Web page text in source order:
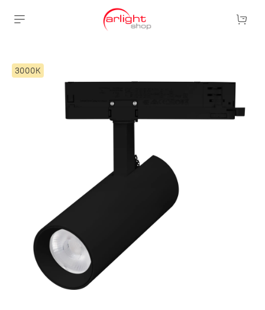
3000К